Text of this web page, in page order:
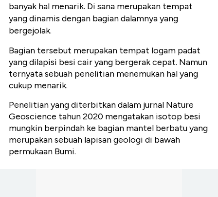
banyak hal menarik. Di sana merupakan tempat
yang dinamis dengan bagian dalamnya yang
bergejolak.
Bagian tersebut merupakan tempat logam padat
yang dilapisi besi cair yang bergerak cepat. Namun
ternyata sebuah penelitian menemukan hal yang
cukup menarik.
Penelitian yang diterbitkan dalam jurnal Nature
Geoscience tahun 2020 mengatakan isotop besi
mungkin berpindah ke bagian mantel berbatu yang
merupakan sebuah lapisan geologi di bawah
permukaan Bumi.